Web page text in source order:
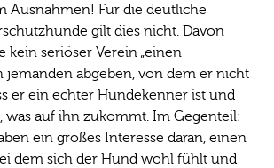
Ausnahmen! Für die deutliche
gilt dies nicht. Davon
kein seriöser Verein „einen
jemanden abgeben, von dem er nicht
er ein echter Hundekenner ist und
was auf ihn zukommt. Im Gegenteil:
ein großes Interesse daran, einen
dem sich der Hund wohl fühlt und